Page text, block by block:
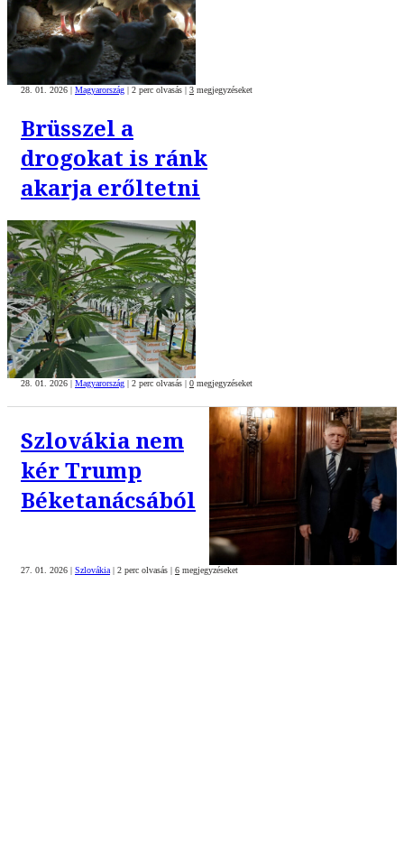
28. 01. 2026 | Magyarország | 2 perc olvasás | 3 megjegyzéseket
Brüsszel a
drogokat is ránk
akarja erőltetni
28. 01. 2026 | Magyarország | 2 perc olvasás | 0 megjegyzéseket
Szlovákia nem
kér Trump
Béketanácsából
27. 01. 2026 | Szlovákia | 2 perc olvasás | 6 megjegyzéseket